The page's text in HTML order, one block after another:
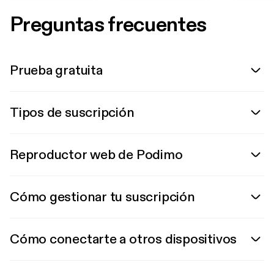
Preguntas frecuentes
Prueba gratuita
Tipos de suscripción
Reproductor web de Podimo
Cómo gestionar tu suscripción
Cómo conectarte a otros dispositivos